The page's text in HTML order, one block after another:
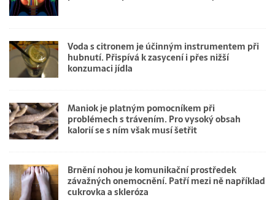
Voda s citronem je účinným instrumentem při
hubnutí. Přispívá k zasycení i přes nižší
konzumaci jídla
Maniok je platným pomocníkem při
problémech s trávením. Pro vysoký obsah
kalorií se s ním však musí šetřit
Brnění nohou je komunikační prostředek
závažných onemocnění. Patří mezi ně například
cukrovka a skleróza